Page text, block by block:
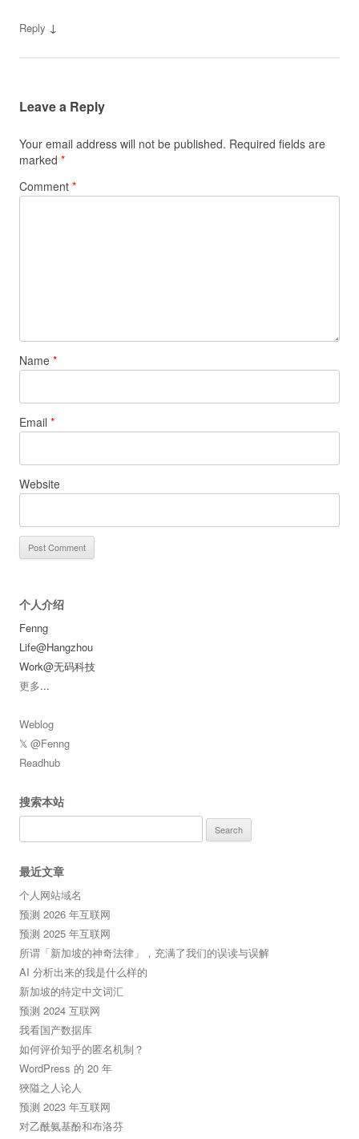
Reply ↓
Leave a Reply
Your email address will not be published. Required fields are
marked *
Comment *
Name *
Email *
Website
个人介绍
Fenng
Life@Hangzhou
Work@无码科技
更多...
Weblog
𝕏 @Fenng
Readhub
搜索本站
for:
最近文章
个人网站域名
预测 2026 年互联网
预测 2025 年互联网
所谓「新加坡的神奇法律」，充满了我们的误读与误解
AI 分析出来的我是什么样的
新加坡的特定中文词汇
预测 2024 互联网
我看国产数据库
如何评价知乎的匿名机制？
WordPress 的 20 年
狹隘之人论人
预测 2023 年互联网
对乙酰氨基酚和布洛芬